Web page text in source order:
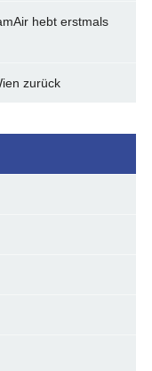
hebt erstmals
zurück